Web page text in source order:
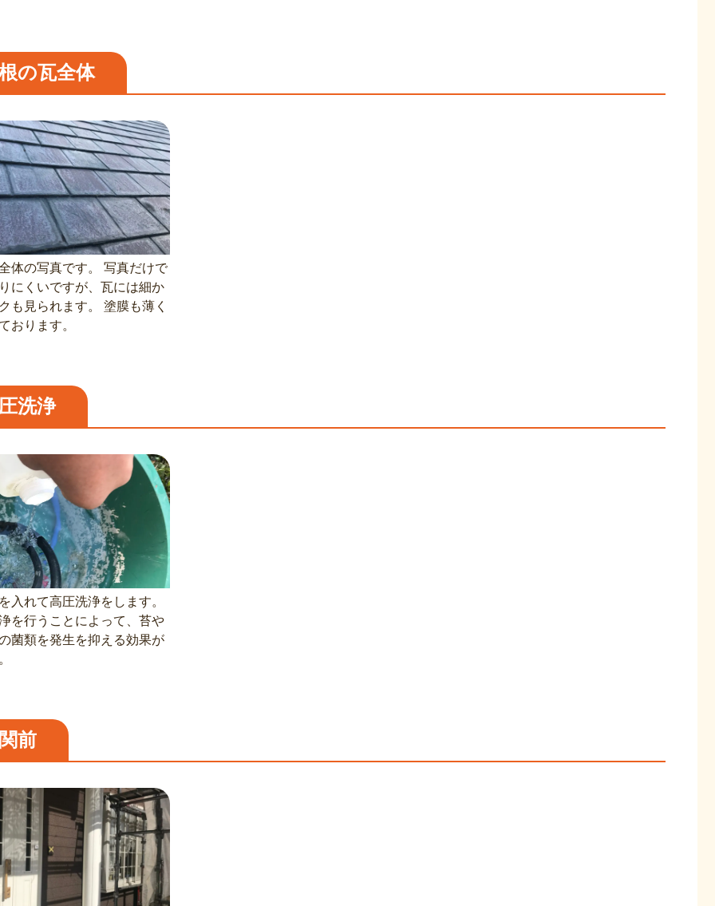
の瓦全体
体の写真です。 写真だけで
にくいですが、瓦には細か
も見られます。 塗膜も薄く
おります。
洗浄
入れて高圧洗浄をします。
を行うことによって、苔や
菌類を発生を抑える効果が
前